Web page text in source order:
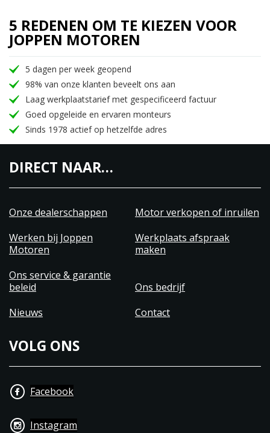
5 REDENEN OM TE KIEZEN VOOR
JOPPEN MOTOREN
5 dagen per week geopend
98% van onze klanten beveelt ons aan
Laag werkplaatstarief met gespecificeerd factuur
Goed opgeleide en ervaren monteurs
Sinds 1978 actief op hetzelfde adres
DIRECT NAAR…
Onze dealerschappen
Motor verkopen of inruilen
Werken bij Joppen
Motoren
Werkplaats afspraak
maken
Ons service & garantie
beleid
Ons bedrijf
Nieuws
Contact
VOLG ONS
Facebook
Instagram